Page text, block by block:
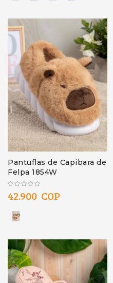
Pantuflas de Capibara de
Felpa 1854W
42.900 COP